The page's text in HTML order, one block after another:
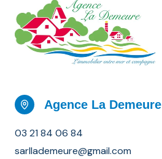
Agence La Demeure
03 21 84 06 84
sarllademeure@gmail.com